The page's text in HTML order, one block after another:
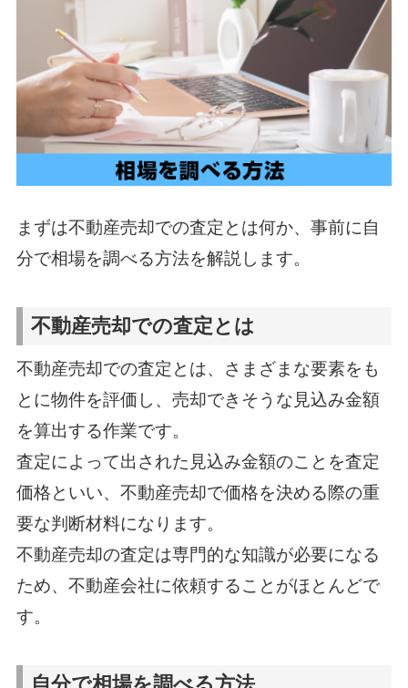
まずは不動産売却での査定とは何か、事前に自
分で相場を調べる方法を解説します。
不動産売却での査定とは
不動産売却での査定とは、さまざまな要素をも
とに物件を評価し、売却できそうな見込み金額
を算出する作業です。
査定によって出された見込み金額のことを査定
価格といい、不動産売却で価格を決める際の重
要な判断材料になります。
不動産売却の査定は専門的な知識が必要になる
ため、不動産会社に依頼することがほとんどで
す。